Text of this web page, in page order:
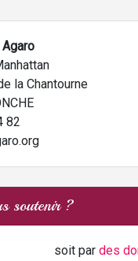
la Chantourne
82
soutenir ?
soit par des